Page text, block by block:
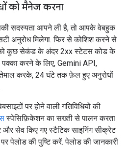
को मैनेज करना
सदस्यता आपने ली है, तो आपके वेबहुक
अनुरोध मिलेगा. फिर से कोशिश करने से
कुछ सेकंड के अंदर 2xx स्टेटस कोड के
पक्का करने के लिए, Gemini API,
करके, 24 घंटे तक फ़ेल हुए अनुरोधों
पर होने वाली गतिविधियों की
स्पेसिफ़िकेशन का सख्ती से पालन करता
और सेव किए गए स्टैटिक साइनिंग सीक्रेट
पेलोड की पुष्टि करें. पेलोड की जानकारी